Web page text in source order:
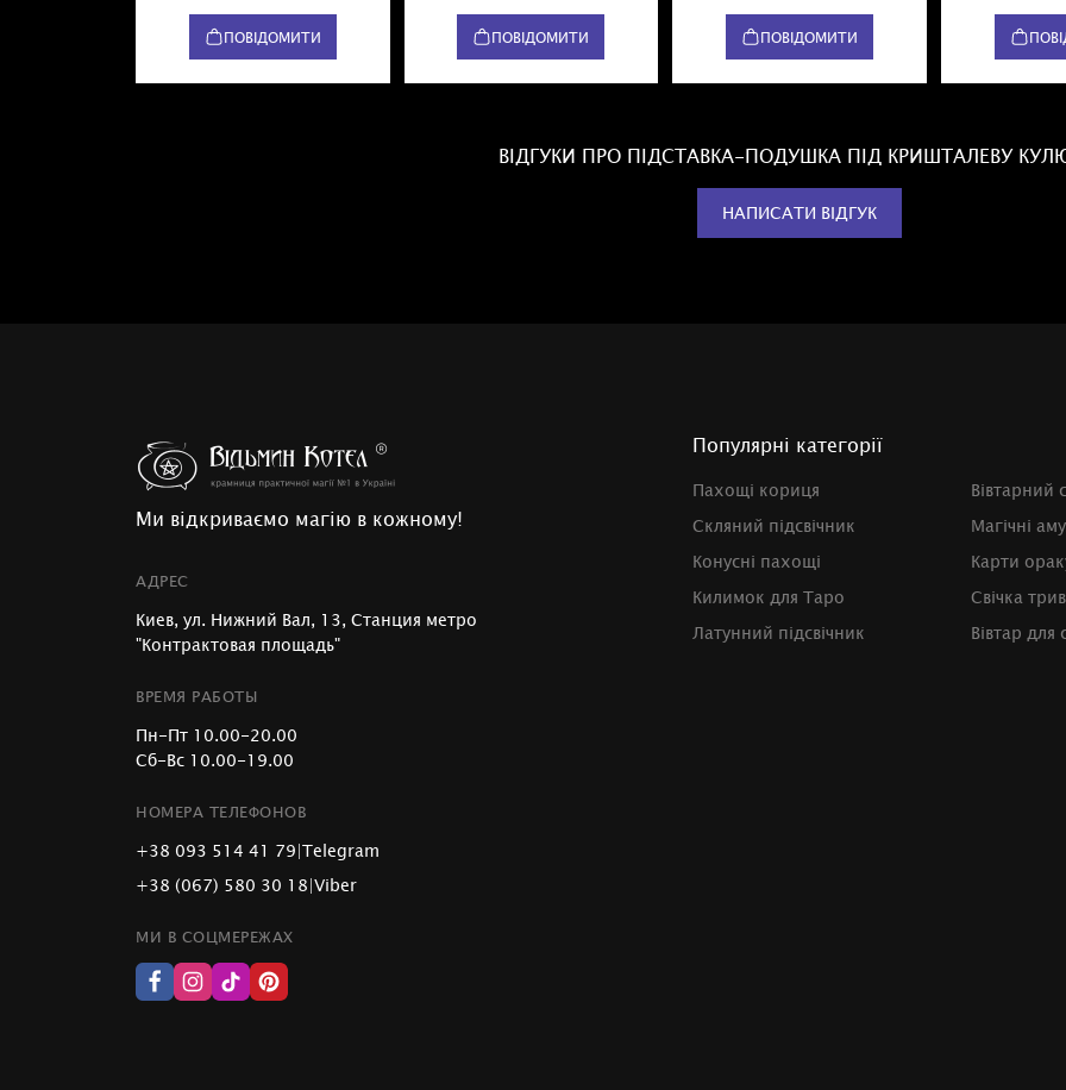
ПОВІДОМИТИ ПОВІДОМИТИ ПОВІДОМИТИ
ВІДГУКИ ПРО ПІДСТАВКА-ПОДУШКА ПІД КРИШТАЛЕВУ
НАПИСАТИ ВІДГУК
Ми відкриваємо магію в кожному!
АДРЕС
Киев, ул. Нижний Вал, 13, Станция метро
"Контрактовая площадь"
ВРЕМЯ РАБОТЫ
Пн-Пт 10.00-20.00
Сб-Вс 10.00-19.00
НОМЕРА ТЕЛЕФОНОВ
+38 093 514 41 79|Telegram
+38 (067) 580 30 18|Viber
МИ В СОЦМЕРЕЖАХ
Популярні категорії
Пахощі кориця
Вівтарний
Скляний підсвічник
Магічні
Конусні пахощі
Карти
Килимок для Таро
Свічка
Латунний підсвічник
Вівтар для